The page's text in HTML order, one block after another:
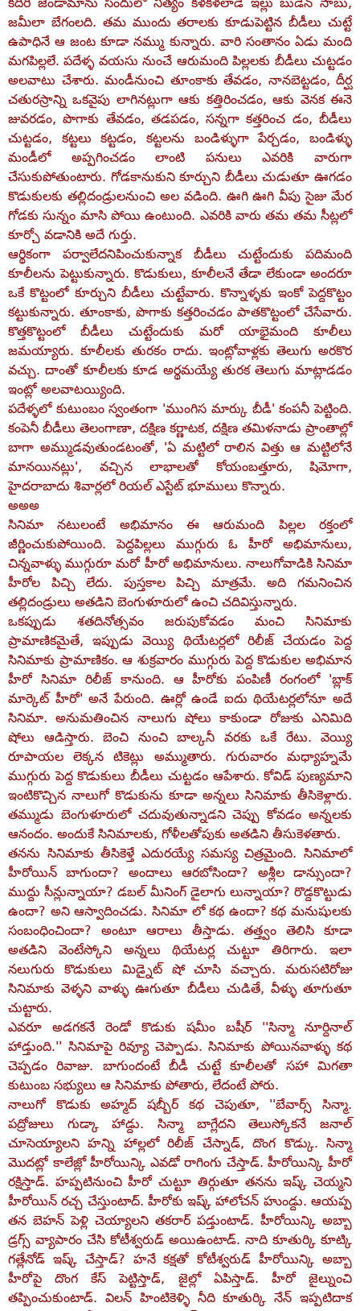
జమీలా బేగంలది. తమ ముందు తరాలకు కూడుపెట్టిన బీడీలు చుట్టే
ఉపాధినే ఆ జంట కూడా నమ్ము కున్నారు. వారి సంతానం ఏడు మంది
మగపిల్లలే. పదేళ్ళ వయసు నుంచే ఆరుమంది పిల్లలకు బీడీలు చుట్టడం
అలవాటు చేశారు. మండీనుంచి తూంకాకు తేవడం, నానబెట్టడం, దీర్ఘ
చతురస్రాన్ని ఒకవైపు లాగినట్లుగా ఆకు కత్తిరించడం, ఆకు వెనక ఈనె
జువరడం, పొగాకు తేవడం, తడపడం, సన్నగా కత్తరించ డం, బీడీలు
చుట్టడం, కట్టలు కట్టడం, కట్టలను బండిళ్ళుగా పేర్చడం, బండిళ్ళు
మండీలో అప్పగించడం లాంటి పనులు ఎవరికి వారుగా
చేసుకుపోతుంటారు. గోడకానుకుని కూర్చుని బీడీలు చుడుతూ ఊగడం
కొడుకులకు తల్లిదండ్రులనుంచి అల వడింది. ఊగి ఊగి వీపు సైజు మేర
గోడకు సున్నం మాసి పోయి ఉంటుంది. ఎవరికి వారు తమ తమ సీట్లలో
కూర్చో వడానికి అదే గుర్తు.
ఆర్థికంగా పర్వాలేదనిపించుకున్నాక బీడీలు చుట్టేందుకు పదిమంది
కూలీలను పెట్టుకున్నారు. కొడుకులు, కూలీలనే తేడా లేకుండా అందరూ
ఒకే కొట్టంలో కూర్చుని బీడీలు చుట్టేవారు. కొన్నాళ్ళకు ఇంకో పెద్దకొట్టం
కట్టుకున్నారు. తూంకాకు, పొగాకు కత్తరించడం పాతకొట్టంలో చేసేవారు.
కొత్తకొట్టంలో బీడీలు చుట్టేందుకు మరో యాభైమంది కూలీలు
జమయ్యారు. కూలీలకు తురకం రాదు. ఇంట్లోవాళ్లకు తెలుగు అరకొర
వచ్చు. దాంతో కూలీలకు కూడ అర్థమయ్యే తురక తెలుగు మాట్లాడడం
ఇంట్లో అలవాటయ్యింది.
పదేళ్ళలో కుటుంబం స్వంతంగా 'ముంగిస మార్కు బీడీ' కంపనీ పెట్టింది.
కంపెనీ బీడీలు తెలంగాణా, దక్షిణ కర్ణాటక, దక్షిణ తమిళనాడు ప్రాంతాల్లో
బాగా అమ్ముడవుతుండటంతో, 'ఏ మట్టిలో రాలిన విత్తు ఆ మట్టిలోనే
మానయినట్లు', వచ్చిన లాభాలతో కోయంబత్తూరు, షిమోగా,
హైదరాబాదు శివార్లలో రియల్‌ ఎస్టేట్‌ భూములు కొన్నారు.
అఅఅ
సినిమా నటులంటే అభిమానం ఈ ఆరుమంది పిల్లల రక్తంలో
జీర్ణించుకుపోయింది. పెద్దపిల్లలు ముగ్గురు ఓ హీరో అభిమానులు,
చిన్నవాళ్ళు ముగ్గురూ మరో హీరో అభిమానులు. నాలుగోవాడికి సినిమా
హీరోల పిచ్చి లేదు. పుస్తకాల పిచ్చి మాత్రమే. అది గమనించిన
తల్లిదండ్రులు అతడిని బెంగుళూరులో ఉంచి చదివిస్తున్నారు.
ఒకప్పుడు శతదినోత్సవం జరుపుకోవడం మంచి సినిమాకు
ప్రామాణికమైతే, ఇప్పుడు వెయ్యి థియేటర్లలో రిలీజ్‌ చేయడం పెద్ద
సినిమాకు ప్రామాణికం. ఆ శుక్రవారం ముగ్గురు పెద్ద కొడుకుల అభిమాన
హీరో సినిమా రిలీజ్‌ కానుంది. ఆ హీరోకు పంపిణీ రంగంలో 'బ్లాక్‌
మార్కెట్‌ హీరో' అనే పేరుంది. ఊర్లో ఉండే ఐదు థియేటర్లలోనూ అదే
సినిమా. అనుమతించిన నాలుగు షోలు కాకుండా రోజుకు ఎనిమిది
షోలు ఆడిస్తారు. బెంచి నుంచి బాల్కనీ వరకు ఒకే రేటు. వెయ్యి
రూపాయల లెక్కన టికెట్లు అమ్ముతారు. గురువారం మధ్యాహ్నమే
ముగ్గురు పెద్ద కొడుకులు బీడీలు చుట్టడం ఆపేశారు. కోవిడ్‌ పుణ్యమాని
ఇంటికొచ్చిన నాలుగో కొడుకును కూడా అన్నలు సినిమాకు తీసికెళ్లారు.
తమ్ముడు బెంగుళూరులో చదువుతున్నాడని చెప్పు కోవడం అన్నలకు
ఆనందం. అందుకే సినిమాలకు, గోళీలతోపుకు అతడిని తీసుకెళతారు.
తనను సినిమాకు తీసికెళ్తే ఎదురయ్యే సమస్య చిత్రమైంది. సినిమాలో
హీరోయిన్‌ బాగుందా? అందాలు ఆరబోసిందా? అశ్లీల డాన్సుందా?
ముద్దు సీన్లున్నాయా? డబల్‌ మీనింగ్‌ డైలాగు లున్నాయా? రొడ్దకొట్టుడు
ఉందా? అని ఆస్వాదించడు. సినిమా లో కథ ఉందా? కథ మనుషులకు
సంబంధించిందా? అంటూ ఆరాలు తీస్తాడు. తత్త్వం తెలిసి కూడా
అతడిని వెంటేస్కోని అన్నలు థియేటర్ల చుట్టూ తిరిగారు. ఇలా
నలుగురు కొడుకులు మిడ్నైట్‌ షో చూసి వచ్చారు. మరుసటిరోజు
సినిమాకు వెళ్ళని వాళ్ళు ఊగుతూ బీడీలు చుడితే, వీళ్ళు తూగుతూ
చుట్టారు.
ఎవరూ అడగకనే రెండో కొడుకు షమీం బషీర్‌ ''సిన్మా నూర్దినాల్‌
హాడ్తుంది.'' సినిమాపై రివ్యూ చెప్పాడు. సినిమాకు పోయినవాళ్ళు కథ
చెప్పడం రివాజు. బాగుందంటే బీడీ చుట్టే కూలీలతో సహా మిగతా
కుటుంబ సభ్యులు ఆ సినిమాకు పోతారు, లేదంటే పోరు.
నాలుగో కొడుకు అహ్మద్‌ షబ్బీర్‌ కథ చెపుతూ, ''బేవార్స్‌ సిన్మా.
పద్రోజులు గుడ్కా హాడ్దు. సిన్మా బాగ్లేదని తెలుస్కోకనే జనాల్‌
చూసెయ్యాలని హన్ని హాల్లలో రిలీజ్‌ చేస్నాడ్‌, దొంగ కొడ్కు. సిన్మా
మొదట్లో కాలేజ్లో హీరోయిన్కి ఎవడో రాగింగు చేస్తాడ్‌. హీరోయిన్కి హీరో
రక్షిస్తాడ్‌. హప్పటినుంచి హీరో చుట్టూ తిర్గుతూ తనను ఇష్క్‌ చెయ్మని
హీరోయిన్‌ రచ్చ చేస్తుంటాద్‌. హీరోకు ఇష్క్‌ హాలోచన్‌ హుండ్దు. ఆయప్ప
తన బెహన్‌ పెళ్లి చెయ్యాలని తకరార్‌ పడ్తుంటాడ్‌. హీరోయిన్కి అబ్బా
డ్రగ్స్‌ వ్యాపారం చేసి కోటీశ్వరుడ్‌ అయిఉంటాడ్‌. నాది కూతుర్కి కూట్కి
గత్లేనోడ్‌ ఇష్క్‌ చేస్తాడ్‌? హనే కక్షతో కోటీశ్వరుడ్‌ హీరోయిన్కి అబ్బా
హీరోపై దొంగ కేస్‌ పెట్టిస్తాడ్‌, జైల్లో ఏపిస్తాడ్‌. హీరో జైల్నుంచి
తప్పించుకుంటాడ్‌. విలన్‌ హింటికెళ్ళి నీది కూతుర్కి నేన్‌ ఇప్పటిదాక